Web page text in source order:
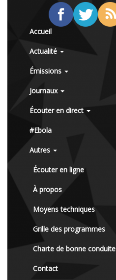
Accueil
Actualité
Émissions
Journaux
Écouter en direct
#Ebola
Autres
Écouter en ligne
À propos
Moyens techniques
Grille des programmes
Charte de bonne conduite
Contact